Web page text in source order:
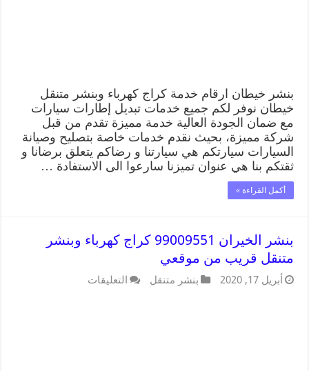
بنشر خيطان ارقام خدمة كراج كهرباء وبنشر متنقل
خيطان نوفر لكم جميع خدمات تبديل إطارات سيارات
مع ضمان الجودة العالية خدمة مميزة تقدم من قبل
شركة مميزة، بحيث نقدم خدمات خاصة بتصليح وصيانة
السيارات سيارتكم هي سيارتنا و رضاكم يتعلق برضانا و
ثقتكم بنا هي عنوان تميزنا سارعوا الى الاستفادة …
أكمل القراءة »
بنشر الخيران 99009551 كراج كهرباء وبنشر
متنقل قريب من موقعي
أبريل 17, 2020 بنشر متنقل التعليقات